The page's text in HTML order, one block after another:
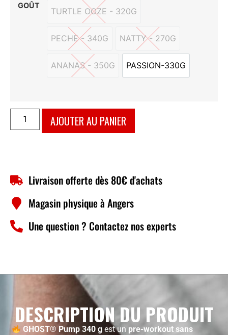
GOÛT
TURTLE OOZE - 320G
TURTLE OOZE - 320G
PECHE - 340G
PECHE - 340G
NATTY - 270G
NATTY - 270G
ANANAS - 350G
ANANAS - 350G
PASSION-330G
PASSION-330G
AJOUTER AU PANIER
Livraison offerte dès 80€ d'achats
Magasin physique à Angers
Une question ? Contactez nos experts
DESCRIPTION DU PRODUIT
GHOST® Pump 340 gest un pre-workout sans